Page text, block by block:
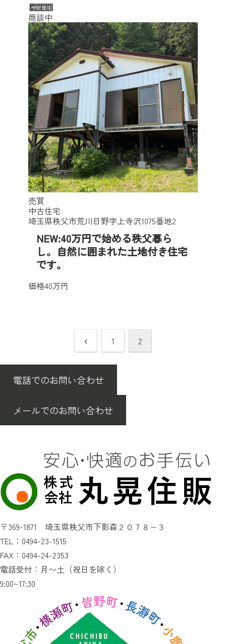
秩父市
商談中
中古住宅
売買
中古住宅
埼玉県秩父市荒川日野字上寺沢1075番地2
NEW:40万円で始める秩父暮ら
し。自然に囲まれた土地付き住宅
です。
価格40万円
前
へ
1 2
電話でのお問い合わせ
メールでのお問い合わせ
〒369-1871 埼玉県秩父市下影森２０７８−３
TEL：0494-23-1515
FAX：0494-24-2353
電話受付：月〜土（祝日を除く）
9:00~17:30